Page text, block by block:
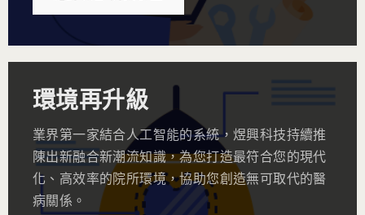
環境再升級
業界第一家結合人工智能的系統，煜興科技持續推
陳出新融合新潮流知識，為您打造最符合您的現代
化、高效率的院所環境，協助您創造無可取代的醫
病關係。